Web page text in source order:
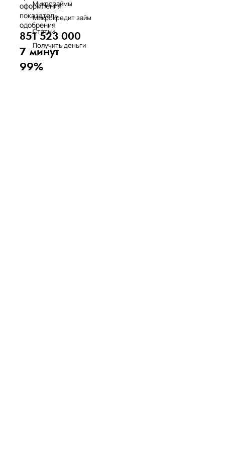
Микрозаймы
Микрокредит займ
Статьи
Получить деньги
оформления
показатель
одобрения
851 523 000
7 минут
99%